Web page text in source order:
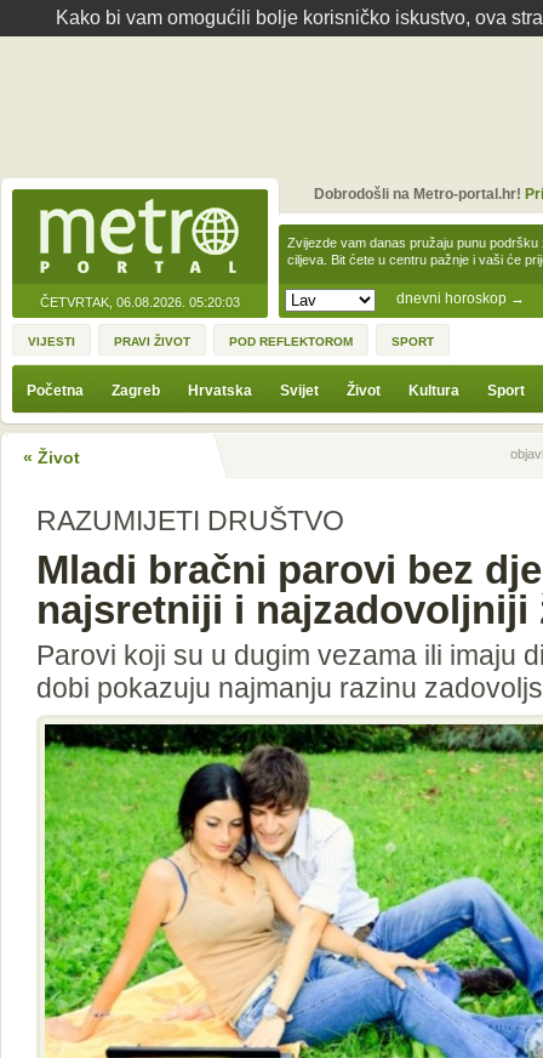
Kako bi vam omogućili bolje korisničko iskustvo, ova
ČETVRTAK, 06.08.2026. 05:20:03 dnevni horoskop →
Zvijezde vam danas pružaju punu
ciljeva. Bit ćete u centru pažnje i vaši će
Dobrodošli na Metro-portal.hr!
VIJESTI PRAVI ŽIVOT POD REFLEKTOROM SPORT
Početna Zagreb Hrvatska Svijet Život Kultura Sport
« Život Prethodna
RAZUMIJETI DRUŠTVO
Mladi bračni parovi bez
najsretniji i najzadovoljniji
Parovi koji su u dugim vezama ili imaju
dobi pokazuju najmanju razinu